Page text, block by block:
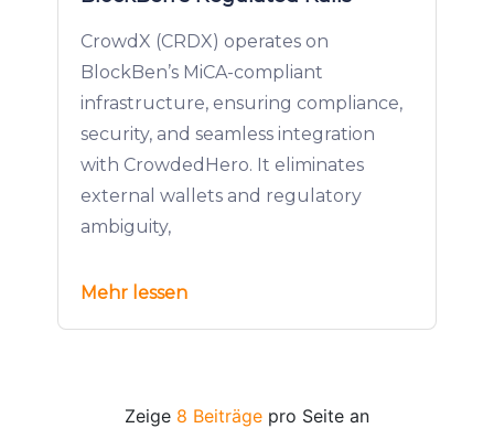
CrowdX (CRDX) operates on
BlockBen’s MiCA-compliant
infrastructure, ensuring compliance,
security, and seamless integration
with CrowdedHero. It eliminates
external wallets and regulatory
ambiguity,
Mehr lessen
Zeige 8 Beiträge pro Seite an